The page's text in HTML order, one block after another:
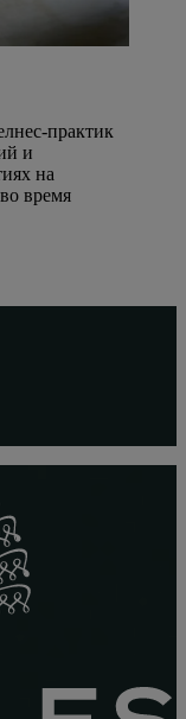
практик
и
на
время